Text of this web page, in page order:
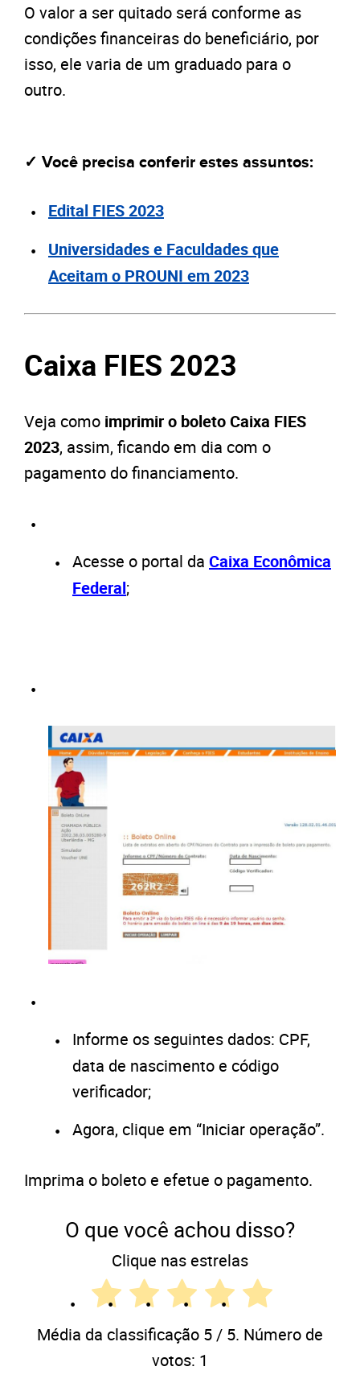
O valor a ser quitado será conforme as
condições financeiras do beneficiário, por
isso, ele varia de um graduado para o
outro.
✓ Você precisa conferir estes assuntos:
Edital FIES 2023
Universidades e Faculdades que
Aceitam o PROUNI em 2023
Caixa FIES 2023
Veja como imprimir o boleto Caixa FIES
2023, assim, ficando em dia com o
pagamento do financiamento.
Acesse o portal da Caixa Econômica
Federal;
Informe os seguintes dados: CPF,
data de nascimento e código
verificador;
Agora, clique em “Iniciar operação”.
Imprima o boleto e efetue o pagamento.
O que você achou disso?
Clique nas estrelas
Média da classificação 5/ 5. Número de
votos: 1